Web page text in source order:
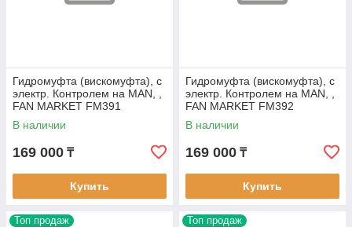
Гидромуфта (вискомуфта), с
электр. Контролем на MAN, ,
FAN MARKET FM391
В наличии
169 000 ₸
Купить
Гидромуфта (вискомуфта), с
электр. Контролем на MAN, ,
FAN MARKET FM392
В наличии
169 000 ₸
Купить
Топ продаж Топ продаж